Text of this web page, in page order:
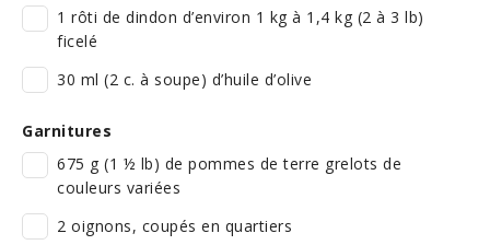
1 rôti de dindon d’environ 1 kg à 1,4 kg (2 à 3 lb)
ficelé
30 ml (2 c. à soupe) d’huile d’olive
Garnitures
675 g (1 ½ lb) de pommes de terre grelots de
couleurs variées
2 oignons, coupés en quartiers